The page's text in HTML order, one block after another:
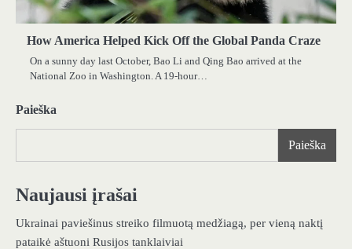
How America Helped Kick Off the Global Panda Craze
On a sunny day last October, Bao Li and Qing Bao arrived at the
National Zoo in Washington. A 19-hour…
Paieška
Paieška
Naujausi įrašai
Ukrainai paviešinus streiko filmuotą medžiagą, per vieną naktį
pataikė aštuoni Rusijos tanklaiviai